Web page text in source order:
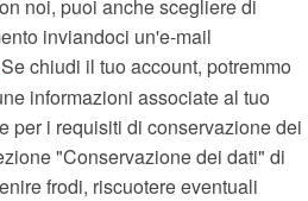
noi, puoi anche scegliere di
inviandoci un'e-mail
chiudi il tuo account, potremmo
informazioni associate al tuo
per i requisiti di conservazione dei
"Conservazione dei dati" di
frodi, riscuotere eventuali